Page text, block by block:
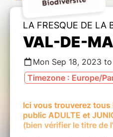
LA FRESQUE DE LA
VAL-DE-
Mon Sep 18, 2023
Timezone : Europe/
Ici vous trouverez tous
public ADULTE et
(bien vérifier le titre de